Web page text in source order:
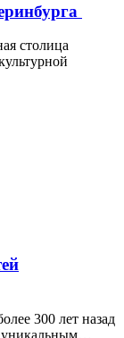
столица
300 лет назад
уникальным…